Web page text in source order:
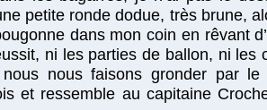
petite ronde dodue, très brune,
dans mon coin en rêvant
ni les parties de ballon, ni les
nous faisons gronder par le
et ressemble au capitaine